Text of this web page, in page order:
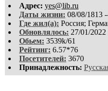
Aдpeс: yes@lib.ru
Даты жизни: 08/08/1813
Где жил(а): Россия;
Обновлялось: 27/01/2022
Обьем: 3539k/61
Рейтинг: 6.57*76
Посетителей: 3670
Принадлежность: